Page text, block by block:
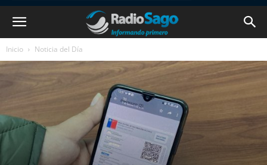
Inicio Noticia del Día